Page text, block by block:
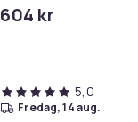
604 kr
5,0
fredag, 14 aug.